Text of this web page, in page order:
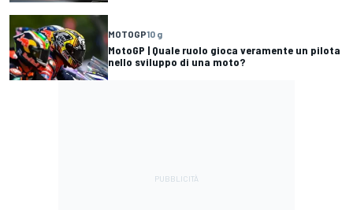
MOTOGP10 g
MotoGP | Quale ruolo gioca veramente un pilota
nello sviluppo di una moto?